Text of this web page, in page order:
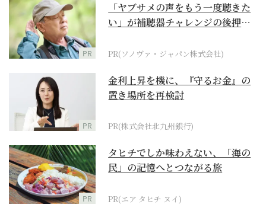
PR
「ヤブサメの声をもう一度聴きた
い」が補聴器チャレンジの後押し
PR(ソノヴァ・ジャパン株式会社)
PR
金利上昇を機に、『守るお金』の
置き場所を再検討
PR(株式会社北九州銀行)
PR
タヒチでしか味わえない、「海の
民」の記憶へとつながる旅
PR(エア タヒチ ヌイ)